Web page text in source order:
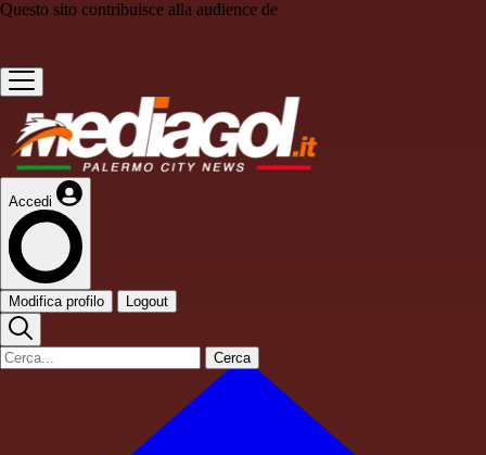
Questo sito contribuisce alla audience de
Accedi
Modifica profilo Logout
Cerca